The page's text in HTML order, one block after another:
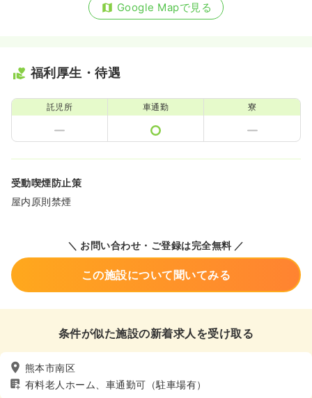
Google Mapで見る
福利厚生・待遇
託児所 車通勤 寮
受動喫煙防止策
屋内原則禁煙
＼ お問い合わせ・ご登録は完全無料 ／
この施設について聞いてみる
条件が似た施設の新着求人を受け取る
熊本市南区
有料老人ホーム、車通勤可（駐車場有）